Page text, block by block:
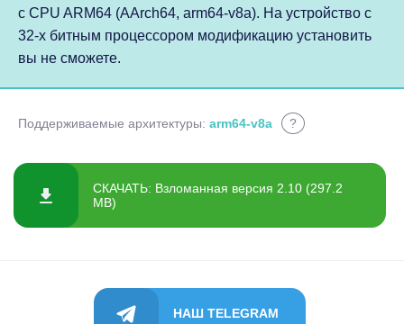
с CPU ARM64 (AArch64, arm64-v8a). На устройство с
32-х битным процессором модификацию установить
вы не сможете.
Поддерживаемые архитектуры: arm64-v8a ?
СКАЧАТЬ: Взломанная версия 2.10 (297.2
MB)
НАШ TELEGRAM